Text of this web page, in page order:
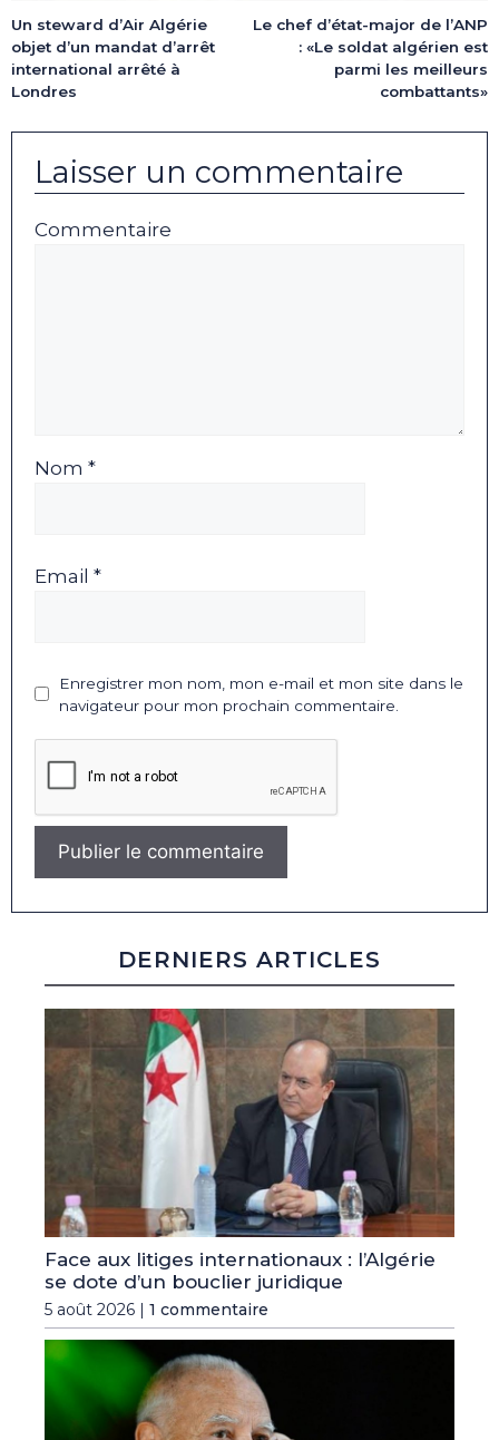
Un steward d’Air Algérie
objet d’un mandat d’arrêt
international arrêté à
Londres
Le chef d’état-major de l’ANP
: «Le soldat algérien est
parmi les meilleurs
combattants»
Laisser un commentaire
Commentaire
Nom *
Email *
Enregistrer mon nom, mon e-mail et mon site dans le
navigateur pour mon prochain commentaire.
DERNIERS ARTICLES
Face aux litiges internationaux : l’Algérie
se dote d’un bouclier juridique
5 août 2026 | 1 commentaire